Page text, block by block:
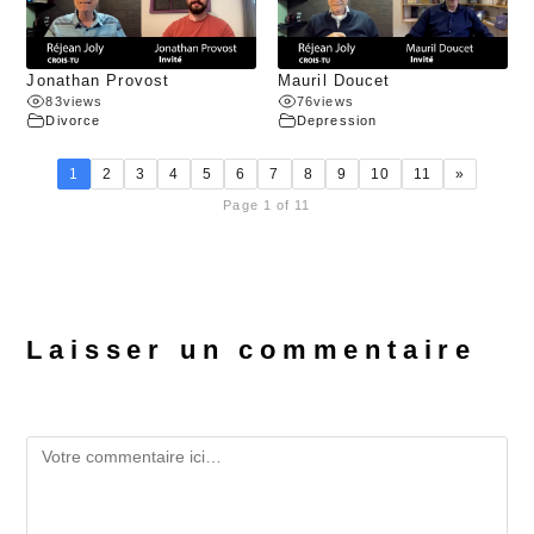
Jonathan Provost
83views
Divorce
Mauril Doucet
76views
Depression
1 2 3 4 5 6 7 8 9 10 11 »
Page 1 of 11
Laisser un commentaire